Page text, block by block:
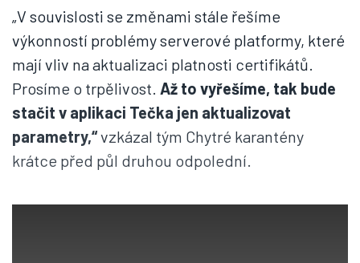
„V souvislosti se změnami stále řešíme
výkonností problémy serverové platformy, které
mají vliv na aktualizaci platnosti certifikátů.
Prosíme o trpělivost. Až to vyřešíme, tak bude
stačit v aplikaci Tečka jen aktualizovat
parametry,“vzkázal tým Chytré karantény
krátce před půl druhou odpolední.